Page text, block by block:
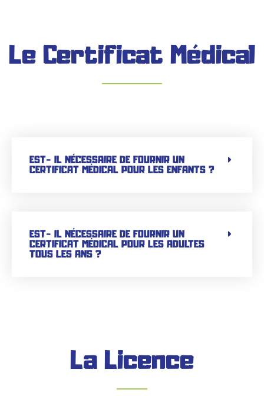
Le Certificat Médical
EST- IL NÉCESSAIRE DE FOURNIR UN
CERTIFICAT MÉDICAL POUR LES ENFANTS ?
EST- IL NÉCESSAIRE DE FOURNIR UN
CERTIFICAT MÉDICAL POUR LES ADULTES
TOUS LES ANS ?
La Licence